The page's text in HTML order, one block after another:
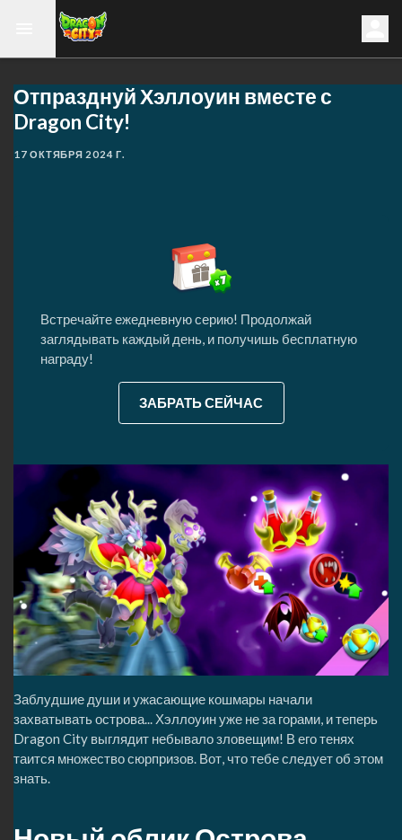
Отпразднуй Хэллоуин вместе с
Dragon City!
17 ОКТЯБРЯ 2024 Г.
Встречайте ежедневную серию! Продолжай
заглядывать каждый день, и получишь бесплатную
награду!
ЗАБРАТЬ СЕЙЧАС
Заблудшие души и ужасающие кошмары начали
захватывать острова... Хэллоуин уже не за горами, и теперь
Dragon City выглядит небывало зловещим! В его тенях
таится множество сюрпризов. Вот, что тебе следует об этом
знать.